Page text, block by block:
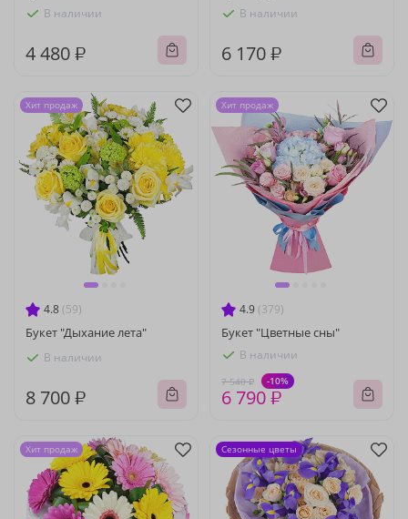
В наличии
4 480 ₽
В наличии
6 170 ₽
4.8 (59)
Букет "Дыхание лета"
В наличии
8 700 ₽
Хит продаж
4.9 (379)
Букет "Цветные сны"
В наличии
7 540 ₽ -10%
6 790 ₽
Хит продаж
Хит продаж Сезонные цветы